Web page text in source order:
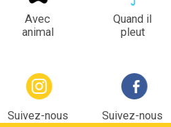
Avec
animal
Quand il
pleut
Suivez-nous
Suivez-nous